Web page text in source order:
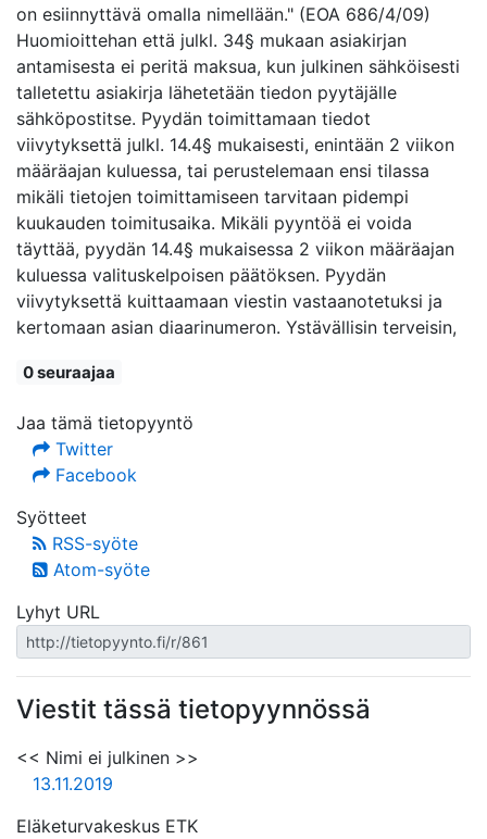
on esiinnyttävä omalla nimellään." (EOA 686/4/09)
Huomioittehan että julkl. 34§ mukaan asiakirjan
antamisesta ei peritä maksua, kun julkinen sähköisesti
talletettu asiakirja lähetetään tiedon pyytäjälle
sähköpostitse. Pyydän toimittamaan tiedot
viivytyksettä julkl. 14.4§ mukaisesti, enintään 2 viikon
määräajan kuluessa, tai perustelemaan ensi tilassa
mikäli tietojen toimittamiseen tarvitaan pidempi
kuukauden toimitusaika. Mikäli pyyntöä ei voida
täyttää, pyydän 14.4§ mukaisessa 2 viikon määräajan
kuluessa valituskelpoisen päätöksen. Pyydän
viivytyksettä kuittaamaan viestin vastaanotetuksi ja
kertomaan asian diaarinumeron. Ystävällisin terveisin,
0 seuraajaa
Jaa tämä tietopyyntö
Twitter
Facebook
Syötteet
RSS-syöte
Atom-syöte
Lyhyt URL
Viestit tässä tietopyynnössä
<< Nimi ei julkinen >>
13.11.2019
Eläketurvakeskus ETK